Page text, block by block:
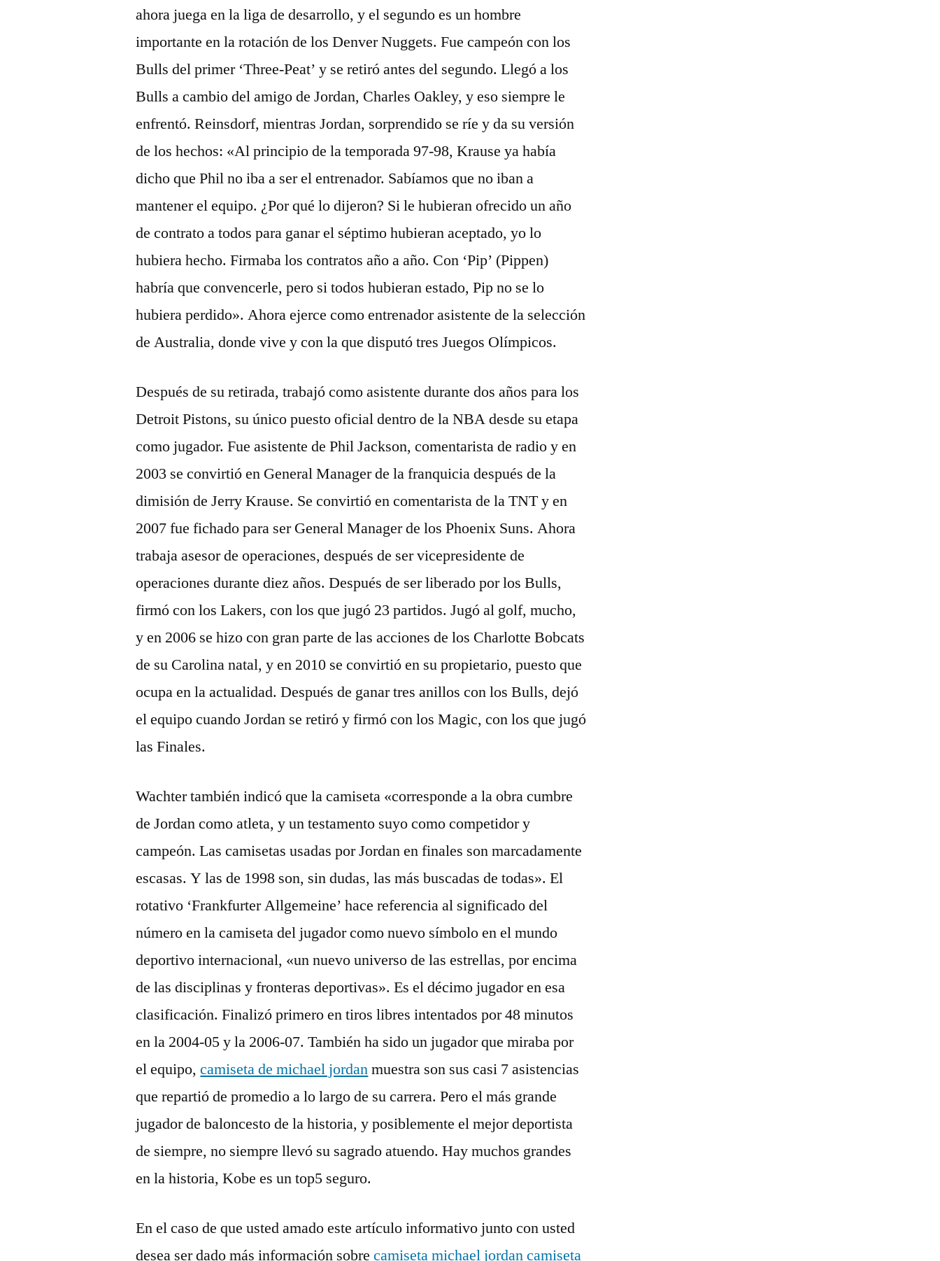
ahora juega en la liga de desarrollo, y el segundo es un hombre
importante en la rotación de los Denver Nuggets. Fue campeón con los
Bulls del primer ‘Three-Peat’ y se retiró antes del segundo. Llegó a los
Bulls a cambio del amigo de Jordan, Charles Oakley, y eso siempre le
enfrentó. Reinsdorf, mientras Jordan, sorprendido se ríe y da su versión
de los hechos: «Al principio de la temporada 97-98, Krause ya había
dicho que Phil no iba a ser el entrenador. Sabíamos que no iban a
mantener el equipo. ¿Por qué lo dijeron? Si le hubieran ofrecido un año
de contrato a todos para ganar el séptimo hubieran aceptado, yo lo
hubiera hecho. Firmaba los contratos año a año. Con ‘Pip’ (Pippen)
habría que convencerle, pero si todos hubieran estado, Pip no se lo
hubiera perdido». Ahora ejerce como entrenador asistente de la selección
de Australia, donde vive y con la que disputó tres Juegos Olímpicos.
Después de su retirada, trabajó como asistente durante dos años para los
Detroit Pistons, su único puesto oficial dentro de la NBA desde su etapa
como jugador. Fue asistente de Phil Jackson, comentarista de radio y en
2003 se convirtió en General Manager de la franquicia después de la
dimisión de Jerry Krause. Se convirtió en comentarista de la TNT y en
2007 fue fichado para ser General Manager de los Phoenix Suns. Ahora
trabaja asesor de operaciones, después de ser vicepresidente de
operaciones durante diez años. Después de ser liberado por los Bulls,
firmó con los Lakers, con los que jugó 23 partidos. Jugó al golf, mucho,
y en 2006 se hizo con gran parte de las acciones de los Charlotte Bobcats
de su Carolina natal, y en 2010 se convirtió en su propietario, puesto que
ocupa en la actualidad. Después de ganar tres anillos con los Bulls, dejó
el equipo cuando Jordan se retiró y firmó con los Magic, con los que jugó
las Finales.
Wachter también indicó que la camiseta «corresponde a la obra cumbre
de Jordan como atleta, y un testamento suyo como competidor y
campeón. Las camisetas usadas por Jordan en finales son marcadamente
escasas. Y las de 1998 son, sin dudas, las más buscadas de todas». El
rotativo ‘Frankfurter Allgemeine’ hace referencia al significado del
número en la camiseta del jugador como nuevo símbolo en el mundo
deportivo internacional, «un nuevo universo de las estrellas, por encima
de las disciplinas y fronteras deportivas». Es el décimo jugador en esa
clasificación. Finalizó primero en tiros libres intentados por 48 minutos
en la 2004-05 y la 2006-07. También ha sido un jugador que miraba por
el equipo,camiseta de michael jordanmuestra son sus casi 7 asistencias
que repartió de promedio a lo largo de su carrera. Pero el más grande
jugador de baloncesto de la historia, y posiblemente el mejor deportista
de siempre, no siempre llevó su sagrado atuendo. Hay muchos grandes
en la historia, Kobe es un top5 seguro.
En el caso de que usted amado este artículo informativo junto con usted
desea ser dado más información sobrecamiseta michael jordancamiseta